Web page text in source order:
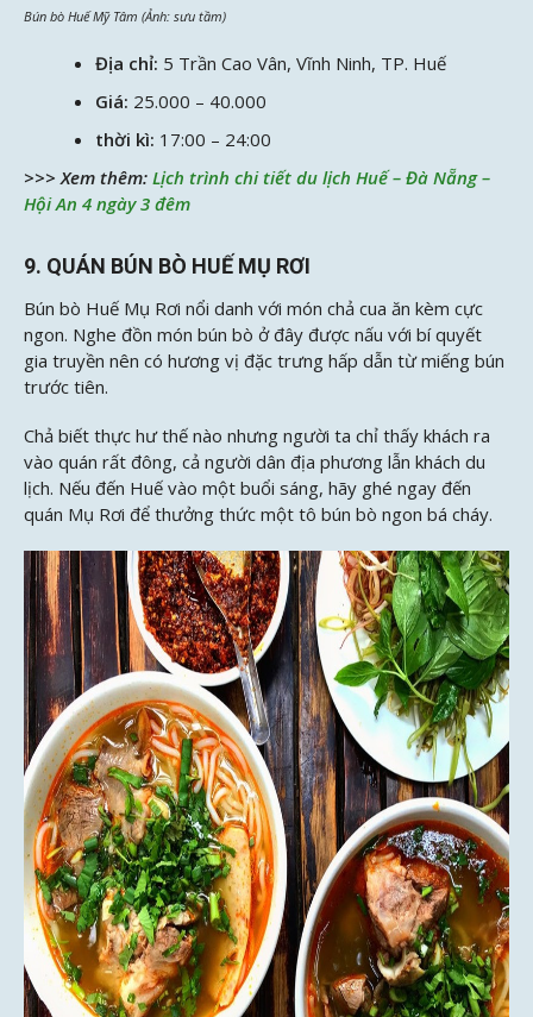
Bún bò Huế Mỹ Tâm (Ảnh: sưu tầm)
Địa chỉ: 5 Trần Cao Vân, Vĩnh Ninh, TP. Huế
Giá: 25.000 – 40.000
thời kì: 17:00 – 24:00
>>> Xem thêm: Lịch trình chi tiết du lịch Huế – Đà Nẵng –
Hội An 4 ngày 3 đêm
9. QUÁN BÚN BÒ HUẾ MỤ RƠI
Bún bò Huế Mụ Rơi nổi danh với món chả cua ăn kèm cực
ngon. Nghe đồn món bún bò ở đây được nấu với bí quyết
gia truyền nên có hương vị đặc trưng hấp dẫn từ miếng bún
trước tiên.
Chả biết thực hư thế nào nhưng người ta chỉ thấy khách ra
vào quán rất đông, cả người dân địa phương lẫn khách du
lịch. Nếu đến Huế vào một buổi sáng, hãy ghé ngay đến
quán Mụ Rơi để thưởng thức một tô bún bò ngon bá cháy.